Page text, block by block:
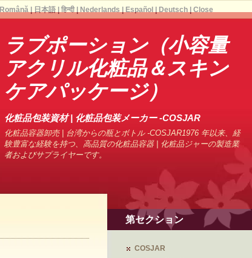
ラブポーション（小容量
アクリル化粧品＆スキン
ケアパッケージ）
化粧品包装資材 | 化粧品包装メーカー -COSJAR
化粧品容器卸売 | 台湾からの瓶とボトル -COSJAR1976 年以来、経
験豊富な経験を持つ、高品質の化粧品容器 | 化粧品ジャーの製造業
者およびサプライヤーです。
第セクション
COSJAR
Română| 日本語| हिन्दी| Nederlands Español Deutsch| Close